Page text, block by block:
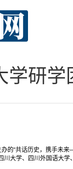
学研
的“共话历史，携手未
大学、四川外国语大